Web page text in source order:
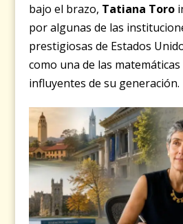
bajo el brazo, Tatiana Toro
por algunas de las
prestigiosas de Estados
como una de las
influyentes de su generación.